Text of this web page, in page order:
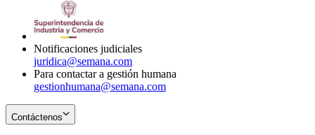
Notificaciones judiciales
juridica@semana.com
Para contactar a gestión humana
gestionhumana@semana.com
Contáctenos